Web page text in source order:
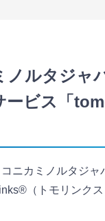
ノルタジャ
ービス「
ニカミノルタジ
（トモリンクス